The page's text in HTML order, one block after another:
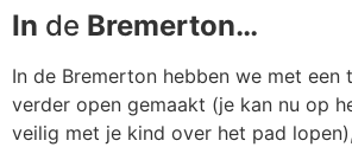
In de Bremerton…
In de Bremerton hebben we met een
verder open gemaakt (je kan nu op
veilig met je kind over het pad